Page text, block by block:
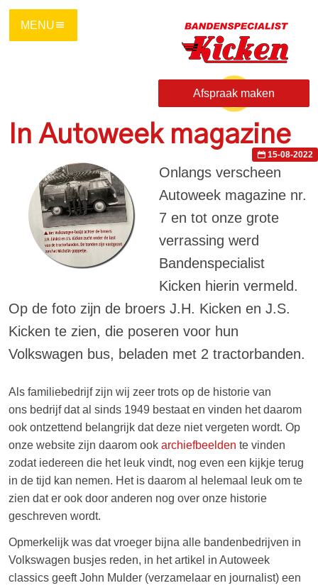
Ga
direct
naar
pagina.
Afspraak maken
In Autoweek magazine
15-08-2022
Onlangs verscheen
Autoweek magazine nr.
7 en tot onze grote
verrassing werd
Bandenspecialist
Kicken hierin vermeld.
Op de foto zijn de broers J.H. Kicken en J.S.
Kicken te zien, die poseren voor hun
Volkswagen bus, beladen met 2 tractorbanden.
Als familiebedrijf zijn wij zeer trots op de historie van
ons bedrijf dat al sinds 1949 bestaat en vinden het daarom
ook ontzettend belangrijk dat deze niet vergeten wordt. Op
onze website zijn daarom ook archiefbeelden te vinden
zodat iedereen die het leuk vindt, nog even een kijkje terug
in de tijd kan nemen. Het is daarom al helemaal leuk om te
zien dat er ook door anderen nog over onze historie
geschreven wordt.
Opmerkelijk was dat vroeger bijna alle bandenbedrijven in
Volkswagen busjes reden, in het artikel in Autoweek
classics geeft John Mulder (verzamelaar en journalist) een